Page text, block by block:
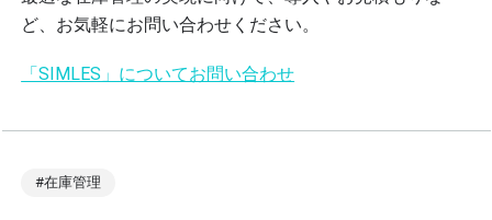
ど、お気軽にお問い合わせください。
「SIMLES」についてお問い合わせ
#在庫管理